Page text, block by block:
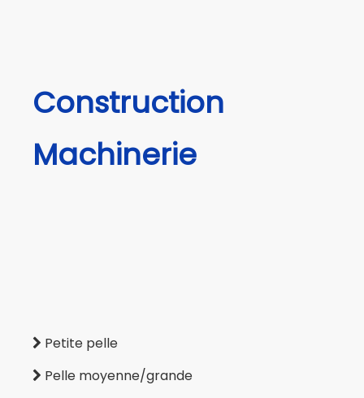
Construction
Machinerie
 Petite pelle
 Pelle moyenne/grande